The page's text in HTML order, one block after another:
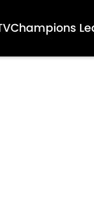
Champions